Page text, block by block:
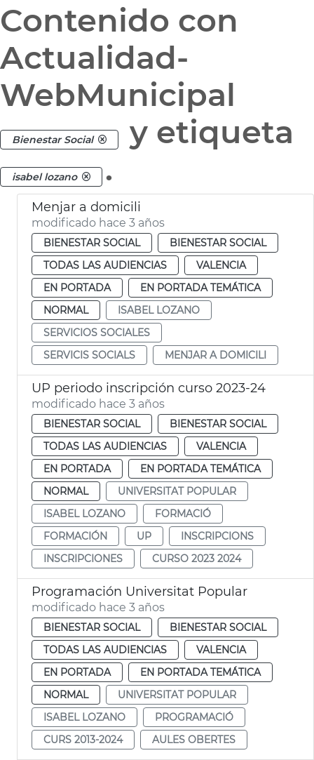
Contenido con
Actualidad-
WebMunicipal
Bienestar Social y etiqueta
isabel lozano .
Menjar a domicili
modificado hace 3 años
BIENESTAR SOCIAL
BIENESTAR SOCIAL
TODAS LAS AUDIENCIAS
VALENCIA
EN PORTADA
EN PORTADA TEMÁTICA
NORMAL
ISABEL LOZANO
SERVICIOS SOCIALES
SERVICIS SOCIALS
MENJAR A DOMICILI
UP periodo inscripción curso 2023-24
modificado hace 3 años
BIENESTAR SOCIAL
BIENESTAR SOCIAL
TODAS LAS AUDIENCIAS
VALENCIA
EN PORTADA
EN PORTADA TEMÁTICA
NORMAL
UNIVERSITAT POPULAR
ISABEL LOZANO
FORMACIÓ
FORMACIÓN
UP
INSCRIPCIONS
INSCRIPCIONES
CURSO 2023 2024
Programación Universitat Popular
modificado hace 3 años
BIENESTAR SOCIAL
BIENESTAR SOCIAL
TODAS LAS AUDIENCIAS
VALENCIA
EN PORTADA
EN PORTADA TEMÁTICA
NORMAL
UNIVERSITAT POPULAR
ISABEL LOZANO
PROGRAMACIÓ
CURS 2013-2024
AULES OBERTES